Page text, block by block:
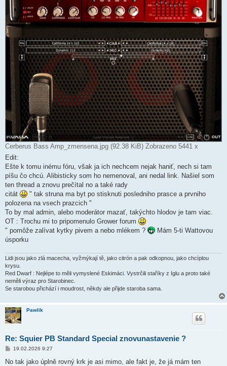
Cerberus Bass Amp_zmensena.jpg (92.38 KiB) Zobrazeno 5441 x
Edit:
Ešte k tomu inému fóru, však ja ich nechcem nejak haniť, nech si tam
píšu čo chcú. Alibisticky som ho nemenoval, ani nedal link. Našiel som
ten thread a znovu prečítal no a také rady
citát
" tak struna ma byt po stisknuti posledniho prasce a prvniho
polozena na vsech prazcich "
To by mal admin, alebo moderátor mazať, takýchto hlodov je tam viac.
OT : Trochu mi to pripomenulo Grower forum
" pomôže zalívat kytky pivem a nebo mlékem ?
Mám 5-ti Wattovou
úsporku
Lidi jsou jako zlá macecha, vyžmýkají tě, jako citrón a pak odkopnou, jako chcíplou
krysu.
Red Dwarf : Nejlépe to měli vymyslené Eskimáci. Vystrčili staříky z Iglu a proto také
neměli výraz pro Starobinec.
Se starobou přichází i moudrost, někdy ale přijde staroba sama.
Pawlik
Re: Squier PB Standard Special znovunastavenie ?
P
í
19.02.2026 9:27
No tak jako úplně rovný krk je asi mimo, ale fakt je, že já mám ten